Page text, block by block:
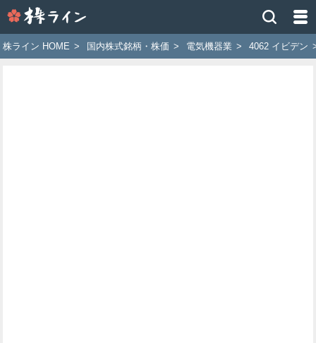
イ
ン
株ライン HOME > 国内株式銘柄・株価 > 電気機器業 > 4062 イビデン